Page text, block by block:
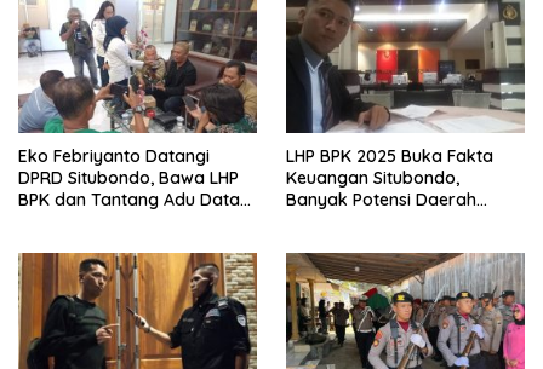
Eko Febriyanto Datangi
DPRD Situbondo, Bawa LHP
BPK dan Tantang Adu Data
LHP BPK 2025 Buka Fakta
Keuangan Situbondo,
Banyak Potensi Daerah